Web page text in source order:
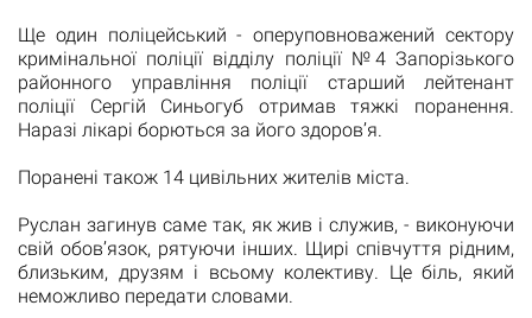
Ще один поліцейський - оперуповноважений сектору
кримінальної поліції відділу поліції №4 Запорізького
районного управління поліції старший лейтенант
поліції Сергій Синьогуб отримав тяжкі поранення.
Наразі лікарі борються за його здоров’я.
Поранені також 14 цивільних жителів міста.
Руслан загинув саме так, як жив і служив, - виконуючи
свій обов’язок, рятуючи інших. Щирі співчуття рідним,
близьким, друзям і всьому колективу. Це біль, який
неможливо передати словами.